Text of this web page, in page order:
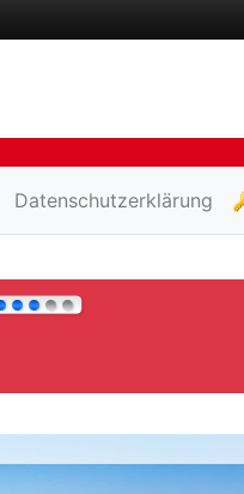
Datenschutzerklärung